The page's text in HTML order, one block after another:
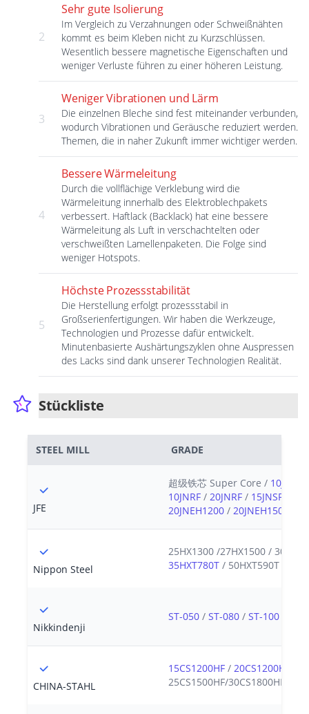
2
Sehr gute Isolierung
Im Vergleich zu Verzahnungen oder Schweißnähten
kommt es beim Kleben nicht zu Kurzschlüssen.
Wesentlich bessere magnetische Eigenschaften und
weniger Verluste führen zu einer höheren Leistung.
3
Weniger Vibrationen und Lärm
Die einzelnen Bleche sind fest miteinander verbunden,
wodurch Vibrationen und Geräusche reduziert werden.
Themen, die in naher Zukunft immer wichtiger werden.
4
Bessere Wärmeleitung
Durch die vollflächige Verklebung wird die
Wärmeleitung innerhalb des Elektroblechpakets
verbessert. Haftlack (Backlack) hat eine bessere
Wärmeleitung als Luft in verschachtelten oder
verschweißten Lamellenpaketen. Die Folge sind
weniger Hotspots.
5
Höchste Prozessstabilität
Die Herstellung erfolgt prozessstabil in
Großserienfertigungen. Wir haben die Werkzeuge,
Technologien und Prozesse dafür entwickelt.
Minutenbasierte Aushärtungszyklen ohne Auspressen
des Lacks sind dank unserer Technologien Realität.
Stückliste
STEEL MILL GRADE
JFE
超级铁芯 Super Core /
10JNRF / 20JNRF / 15JNSF950
20JNEH1200 / 20JNEH1500
Nippon Steel
25HX1300 /27HX1500 /
35HXT780T / 50HXT590T /
Nikkindenji
ST-050 / ST-080 / ST-100
CHINA-STAHL
15CS1200HF / 20CS1200HF
25CS1500HF/30CS1800HF